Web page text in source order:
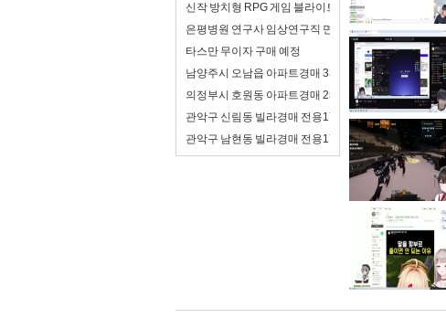
신작 방치형 RPG 게임 블라이트 워 : 사후 처리국 런칭
은평병원 연구사 임상연구직 면접 합격자료 자기소개
타스만 무이자 구매 예정
남양주시 오남읍 아파트경매 33평형(2억8천) 오남체
의정부시 호원동 아파트경매 25평형(2억) 회룡역인근
관악구 신림동 빌라경매 전용17평(2억7천) 난우초등
관악구 남현동 빌라경매 전용17평(2억5천) 사당초등